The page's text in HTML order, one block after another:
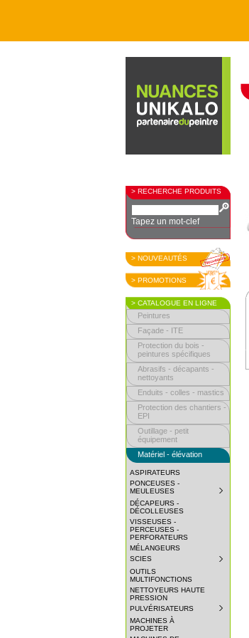
> RECHERCHE PRODUITS
Tapez un mot-clef
> NOUVEAUTÉS
> PROMOTIONS
> CATALOGUE EN LIGNE
Peintures
Façade - ITE
Protection du bois -
peintures spécifiques
Abrasifs - décapants -
nettoyants
Enduits - colles - mastics
Protection des chantiers -
EPI
Outillage - petit
équipement
Matériel - élévation
ASPIRATEURS
PONCEUSES -
MEULEUSES
DÉCAPEURS -
DÉCOLLEUSES
VISSEUSES -
PERCEUSES -
PERFORATEURS
MÉLANGEURS
SCIES
OUTILS
MULTIFONCTIONS
NETTOYEURS HAUTE
PRESSION
PULVÉRISATEURS
MACHINES À
PROJETER